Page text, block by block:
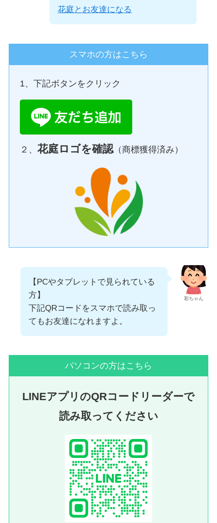
花庭とお友達になる
スマホの方はこちら
1、下記ボタンをクリック
２、花庭ロゴを確認（商標獲得済み）
彩ちゃん
【PCやタブレットで見られている
方】
下記QRコードをスマホで読み取っ
てもお友達になれますよ。
パソコンの方はこちら
LINEアプリのQRコードリーダーで
読み取ってください